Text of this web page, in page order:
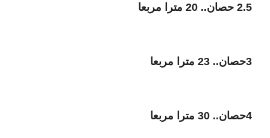
2.5 حصان.. 20 مترا مربعا
3حصان.. 23 مترا مربعا
4حصان.. 30 مترا مربعا